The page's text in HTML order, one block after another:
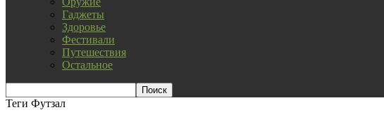
Гаджеты
Здоровье
Фестивали
Путешествия
Остальное
Теги Футзал